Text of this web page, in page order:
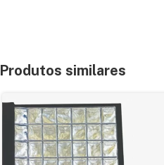
Produtos similares